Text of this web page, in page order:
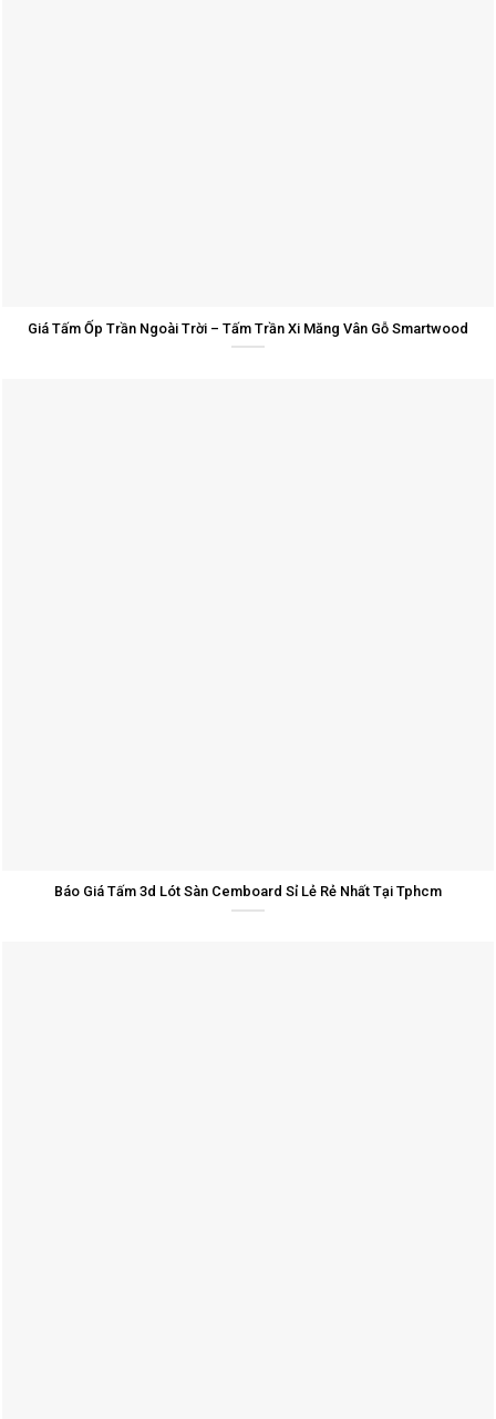
Giá Tấm Ốp Trần Ngoài Trời – Tấm Trần Xi Măng Vân Gỗ Smartwood
Báo Giá Tấm 3d Lót Sàn Cemboard Sỉ Lẻ Rẻ Nhất Tại Tphcm